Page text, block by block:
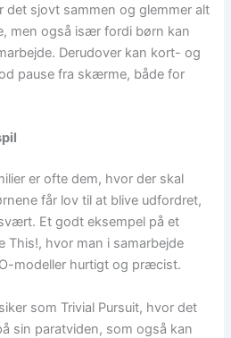
det sjovt sammen og glemmer alt
men også især fordi børn kan
Derudover kan kort- og
pause fra skærme, både for
er ofte dem, hvor der skal
får lov til at blive udfordret,
Et godt eksempel på et
This!, hvor man i samarbejde
modeller hurtigt og præcist.
som Trivial Pursuit, hvor det
sin paratviden, som også kan